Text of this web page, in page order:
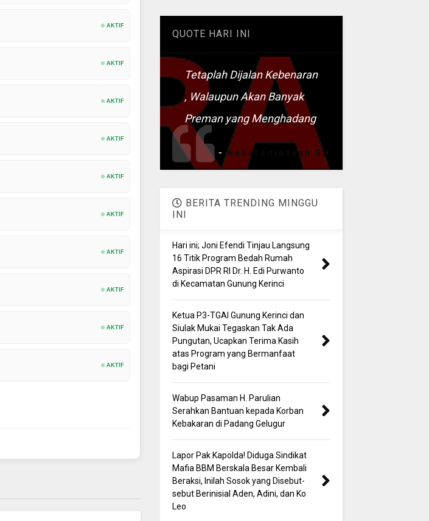
AKTIF
AKTIF
AKTIF
AKTIF
AKTIF
AKTIF
AKTIF
AKTIF
AKTIF
AKTIF
QUOTE HARI INI
Tetaplah Dijalan Kebenaran
, Walaupun Akan Banyak
Preman yang Menghadang
-Kaharudinsyah SH
BERITA TRENDING MINGGU
INI
Hari ini; Joni Efendi Tinjau Langsung
16 Titik Program Bedah Rumah
Aspirasi DPR RI Dr. H. Edi Purwanto
di Kecamatan Gunung Kerinci
Ketua P3-TGAI Gunung Kerinci dan
Siulak Mukai Tegaskan Tak Ada
Pungutan, Ucapkan Terima Kasih
atas Program yang Bermanfaat
bagi Petani
Wabup Pasaman H. Parulian
Serahkan Bantuan kepada Korban
Kebakaran di Padang Gelugur
Lapor Pak Kapolda! Diduga Sindikat
Mafia BBM Berskala Besar Kembali
Beraksi, Inilah Sosok yang Disebut-
sebut Berinisial Aden, Adini, dan Ko
Leo